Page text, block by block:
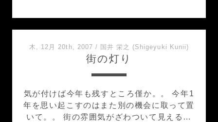
木, 12月 20th, 2007 / 国井 栄之 (Shigeyuki Kunii)
街の灯り
気が付けば今年も残すところ僅か。。 今年1
年を思い起こすのはまた別の機会に取って置
いて。。 街の雰囲気がざわついて見える…